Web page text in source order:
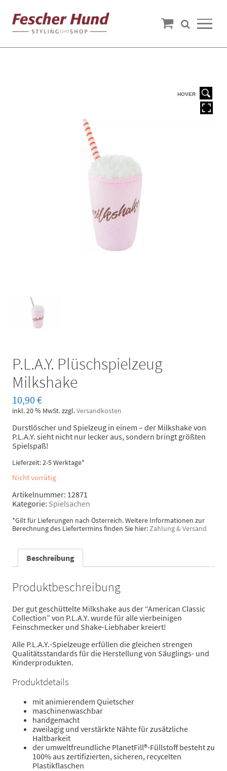
HOVER
P.L.A.Y. Plüschspielzeug
Milkshake
10,90 €
inkl. 20 % MwSt.zzgl.Versandkosten
Durstlöscher und Spielzeug in einem – der Milkshake von
P.L.A.Y. sieht nicht nur lecker aus, sondern bringt größten
Spielspaß!
Lieferzeit: 2-5 Werktage*
Nicht vorrätig
Artikelnummer: 12871
Kategorie: Spielsachen
*Gilt für Lieferungen nach Österreich. Weitere Informationen zur
Berechnung des Liefertermins finden Sie hier:Zahlung & Versand
Beschreibung
Produktbeschreibung
Der gut geschüttelte Milkshake aus der “American Classic
Collection” von P.L.A.Y. wurde für alle vierbeinigen
Feinschmecker und Shake-Liebhaber kreiert!
Alle P.L.A.Y.-Spielzeuge erfüllen die gleichen strengen
Qualitätsstandards für die Herstellung von Säuglings- und
Kinderprodukten.
Produktdetails
mit animierendem Quietscher
maschinenwaschbar
handgemacht
zweilagig und verstärkte Nähte für zusätzliche
Haltbarkeit
der umweltfreundliche PlanetFill®-Füllstoff besteht zu
100% aus zertifizierten, sicheren, recycelten
Plastikflaschen